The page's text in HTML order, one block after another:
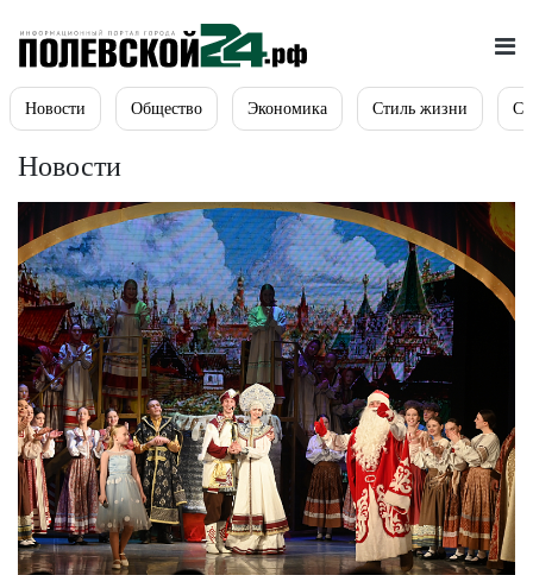
Новости Общество Экономика Стиль жизни
Новости